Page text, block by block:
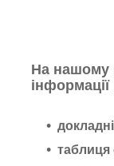
На нашому
таблиця